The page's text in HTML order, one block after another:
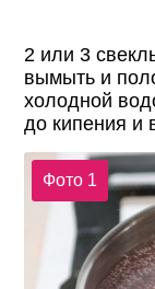
2 или 3
вымыть и
холодной
до кипения и
Фото 1